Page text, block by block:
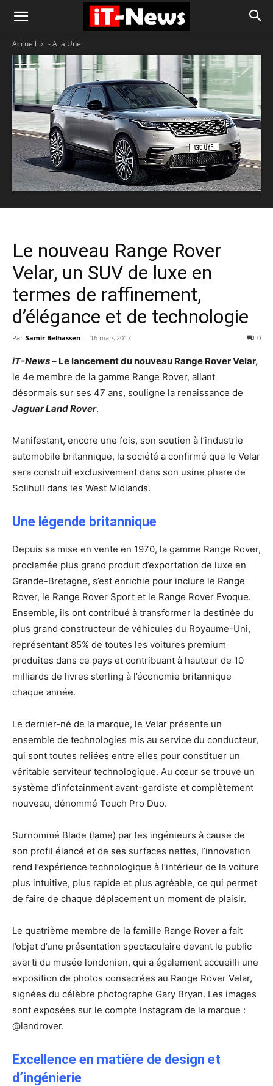
Accueil - A la Une
Le nouveau Range Rover
Velar, un SUV de luxe en
termes de raffinement,
d’élégance et de technologie
Par Samir Belhassen - 16 mars 2017 0
iT-News – Le lancement du nouveau Range Rover Velar,
le 4e membre de la gamme Range Rover, allant
désormais sur ses 47 ans, souligne la renaissance de
Jaguar Land Rover.
Manifestant, encore une fois, son soutien à l’industrie
automobile britannique, la société a confirmé que le Velar
sera construit exclusivement dans son usine phare de
Solihull dans les West Midlands.
Une légende britannique
Depuis sa mise en vente en 1970, la gamme Range Rover,
proclamée plus grand produit d’exportation de luxe en
Grande-Bretagne, s’est enrichie pour inclure le Range
Rover, le Range Rover Sport et le Range Rover Evoque.
Ensemble, ils ont contribué à transformer la destinée du
plus grand constructeur de véhicules du Royaume-Uni,
représentant 85% de toutes les voitures premium
produites dans ce pays et contribuant à hauteur de 10
milliards de livres sterling à l’économie britannique
chaque année.
Le dernier-né de la marque, le Velar présente un
ensemble de technologies mis au service du conducteur,
qui sont toutes reliées entre elles pour constituer un
véritable serviteur technologique. Au cœur se trouve un
système d’infotainment avant-gardiste et complètement
nouveau, dénommé Touch Pro Duo.
Surnommé Blade (lame) par les ingénieurs à cause de
son profil élancé et de ses surfaces nettes, l’innovation
rend l’expérience technologique à l’intérieur de la voiture
plus intuitive, plus rapide et plus agréable, ce qui permet
de faire de chaque déplacement un moment de plaisir.
Le quatrième membre de la famille Range Rover a fait
l’objet d’une présentation spectaculaire devant le public
averti du musée londonien, qui a également accueilli une
exposition de photos consacrées au Range Rover Velar,
signées du célèbre photographe Gary Bryan. Les images
sont exposées sur le compte Instagram de la marque :
@landrover.
Excellence en matière de design et
d’ingénierie